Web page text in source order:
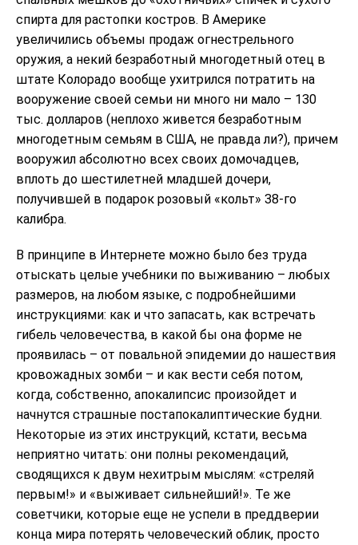
спирта для растопки костров. В Америке
увеличились объемы продаж огнестрельного
оружия, а некий безработный многодетный отец в
штате Колорадо вообще ухитрился потратить на
вооружение своей семьи ни много ни мало – 130
тыс. долларов (неплохо живется безработным
многодетным семьям в США, не правда ли?), причем
вооружил абсолютно всех своих домочадцев,
вплоть до шестилетней младшей дочери,
получившей в подарок розовый «кольт» 38-го
калибра.
В принципе в Интернете можно было без труда
отыскать целые учебники по выживанию – любых
размеров, на любом языке, с подробнейшими
инструкциями: как и что запасать, как встречать
гибель человечества, в какой бы она форме не
проявилась – от повальной эпидемии до нашествия
кровожадных зомби – и как вести себя потом,
когда, собственно, апокалипсис произойдет и
начнутся страшные постапокалиптические будни.
Некоторые из этих инструкций, кстати, весьма
неприятно читать: они полны рекомендаций,
сводящихся к двум нехитрым мыслям: «стреляй
первым!» и «выживает сильнейший!». Те же
советчики, которые еще не успели в преддверии
конца мира потерять человеческий облик, просто